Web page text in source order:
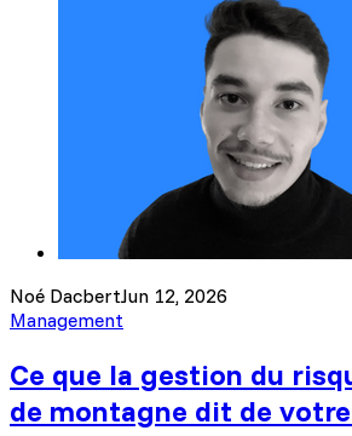
Noé DacbertJun 12, 2026
Management
Ce que la gestion du
de montagne dit de